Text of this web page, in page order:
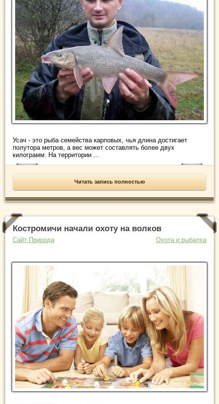
Усач - это рыба семейства карповых, чья длина достигает
полутора метров, а вес может составлять более двух
килограмм. На территории ...
Читать запись полностью
Костромичи начали охоту на волков
Сайт Природа Охота и рыбалка